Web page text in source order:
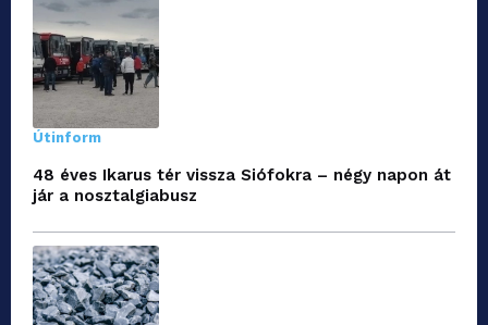
Útinform
48 éves Ikarus tér vissza Siófokra – négy napon át
jár a nosztalgiabusz